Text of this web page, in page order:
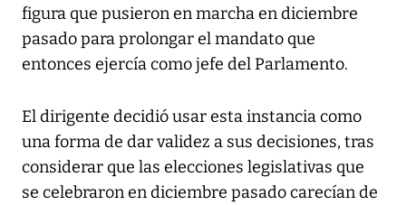
figura que pusieron en marcha en diciembre
pasado para prolongar el mandato que
entonces ejercía como jefe del Parlamento.
El dirigente decidió usar esta instancia como
una forma de dar validez a sus decisiones, tras
considerar que las elecciones legislativas que
se celebraron en diciembre pasado carecían de